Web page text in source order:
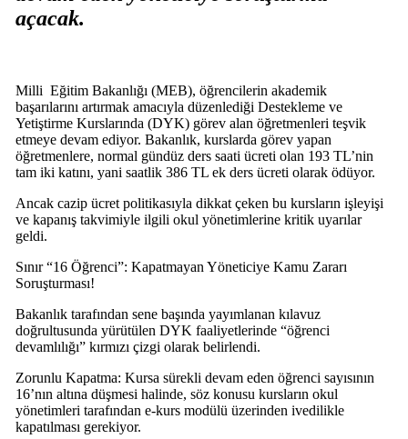
açacak.
Milli EğitimBakanlığı (MEB), öğrencilerin akademik
başarılarını artırmak amacıyla düzenlediği Destekleme ve
Yetiştirme Kurslarında (DYK) görev alan öğretmenleri teşvik
etmeye devam ediyor. Bakanlık, kurslarda görev yapan
öğretmenlere, normal gündüz ders saati ücreti olan 193 TL’nin
tam iki katını, yani saatlik 386 TL ek ders ücreti olarak ödüyor.
​Ancak cazip ücret politikasıyla dikkat çeken bu kursların işleyişi
ve kapanış takvimiyle ilgili okul yönetimlerine kritik uyarılar
geldi.
​Sınır “16 Öğrenci”: Kapatmayan Yöneticiye Kamu Zararı
Soruşturması!
​Bakanlık tarafından sene başında yayımlanan kılavuz
doğrultusunda yürütülen DYK faaliyetlerinde “öğrenci
devamlılığı” kırmızı çizgi olarak belirlendi.
​Zorunlu Kapatma: Kursa sürekli devam eden öğrenci sayısının
16’nın altına düşmesi halinde, söz konusu kursların okul
yönetimleri tarafından e-kurs modülü üzerinden ivedilikle
kapatılması gerekiyor.